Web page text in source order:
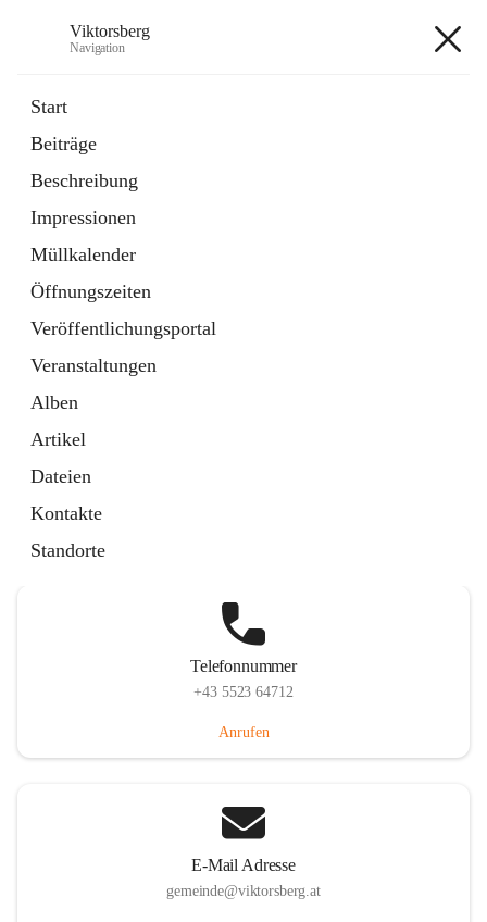
Viktorsberg
Navigation
Start
Beiträge
Beschreibung
Impressionen
Müllkalender
Öffnungszeiten
Veröffentlichungsportal
Veranstaltungen
Alben
Artikel
Dateien
Kontakte
Standorte
1 Schnellzugriff
Bürgerservice
10 Schnellzugriffe
Telefonnummer
+43 5523 64712
Anrufen
E-Mail Adresse
gemeinde@viktorsberg.at